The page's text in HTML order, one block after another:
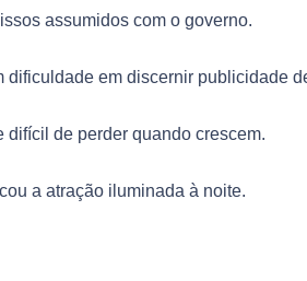
assumidos com o governo.
dificuldade em discernir publicidade
difícil de perder quando crescem.
a atração iluminada à noite.